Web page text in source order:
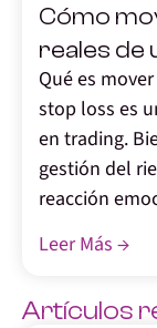
Cómo
reales de
Qué es
stop loss es
en trading.
gestión del
reacción
Leer Más →
Artículos